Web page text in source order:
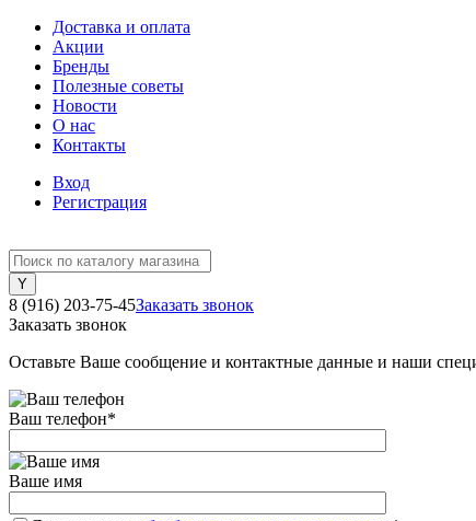
Доставка и оплата
Акции
Бренды
Полезные советы
Новости
О нас
Контакты
Вход
Регистрация
8 (916) 203-75-45Заказать звонок
Заказать звонок
Оставьте Ваше сообщение и контактные данные и наши
Ваш телефон*
Ваше имя